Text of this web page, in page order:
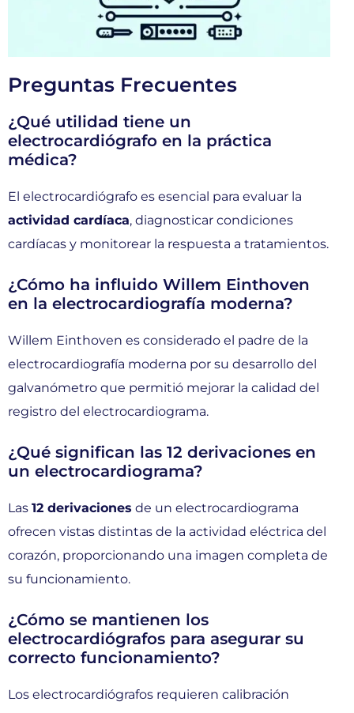
Preguntas Frecuentes
¿Qué utilidad tiene un
electrocardiógrafo en la práctica
médica?
El electrocardiógrafo es esencial para evaluar la
actividad cardíaca, diagnosticar condiciones
cardíacas y monitorear la respuesta a tratamientos.
¿Cómo ha influido Willem Einthoven
en la electrocardiografía moderna?
Willem Einthoven es considerado el padre de la
electrocardiografía moderna por su desarrollo del
galvanómetro que permitió mejorar la calidad del
registro del electrocardiograma.
¿Qué significan las 12 derivaciones en
un electrocardiograma?
Las 12 derivaciones de un electrocardiograma
ofrecen vistas distintas de la actividad eléctrica del
corazón, proporcionando una imagen completa de
su funcionamiento.
¿Cómo se mantienen los
electrocardiógrafos para asegurar su
correcto funcionamiento?
Los electrocardiógrafos requieren calibración